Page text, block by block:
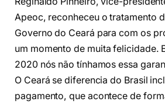
Apeoc, reconheceu o tratamento
Governo do Ceará para com os
um momento de muita felicidade.
2020 nós não tínhamos essa
O Ceará se diferencia do Brasil
pagamento, que acontece de